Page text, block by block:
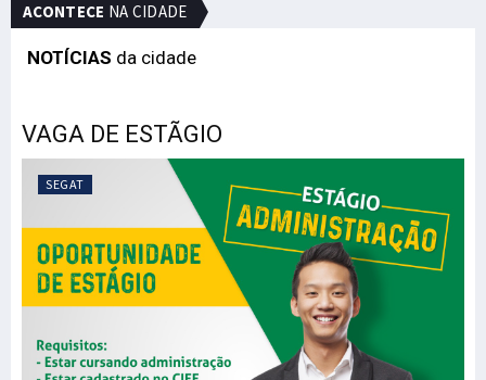
ACONTECE NA CIDADE
NOTÍCIAS da cidade
VAGA DE ESTÃGIO
SEGAT